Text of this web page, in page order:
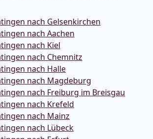
nach Gelsenkirchen
nach Aachen
nach Kiel
nach Chemnitz
nach Halle
nach Magdeburg
nach Freiburg im Breisgau
nach Krefeld
nach Mainz
nach Lübeck